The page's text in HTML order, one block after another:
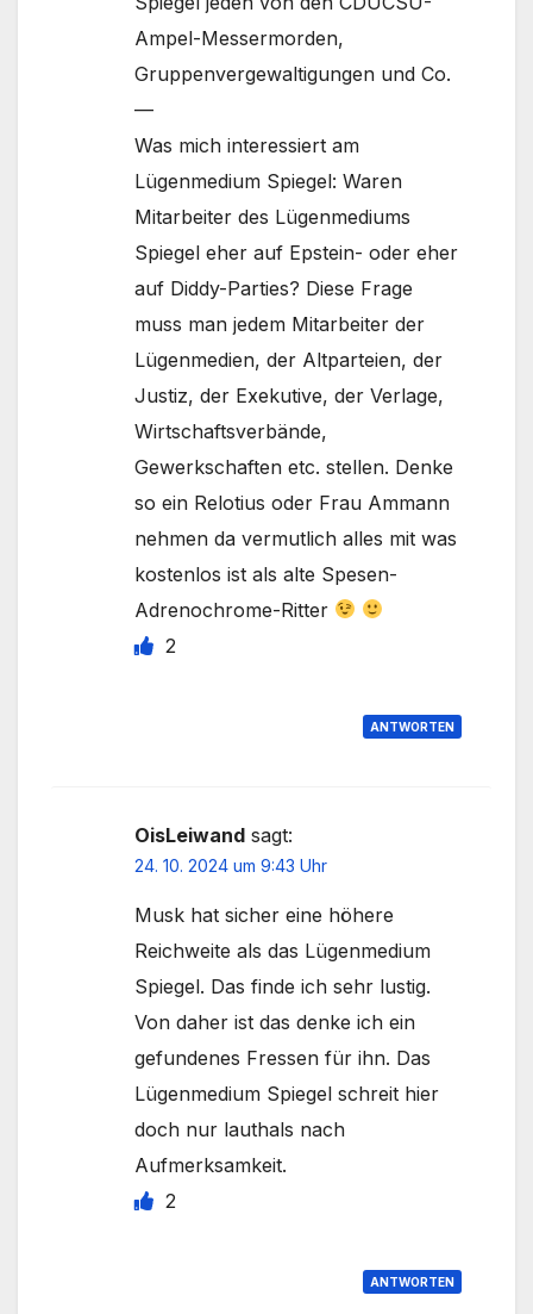
Ampel-Messermorden,
Gruppenvergewaltigungen und Co.
—
Was mich interessiert am
Lügenmedium Spiegel: Waren
Mitarbeiter des Lügenmediums
Spiegel eher auf Epstein- oder eher
auf Diddy-Parties? Diese Frage
muss man jedem Mitarbeiter der
Lügenmedien, der Altparteien, der
Justiz, der Exekutive, der Verlage,
Wirtschaftsverbände,
Gewerkschaften etc. stellen. Denke
so ein Relotius oder Frau Ammann
nehmen da vermutlich alles mit was
kostenlos ist als alte Spesen-
Adrenochrome-Ritter
2
ANTWORTEN
OisLeiwand sagt:
24. 10. 2024 um 9:43 Uhr
Musk hat sicher eine höhere
Reichweite als das Lügenmedium
Spiegel. Das finde ich sehr lustig.
Von daher ist das denke ich ein
gefundenes Fressen für ihn. Das
Lügenmedium Spiegel schreit hier
doch nur lauthals nach
Aufmerksamkeit.
2
ANTWORTEN